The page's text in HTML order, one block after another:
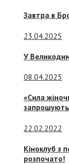
Завтра в
23.04.2025
У
08.04.2025
«Сила
22.02.2022
Кіноклуб з
розпочато!